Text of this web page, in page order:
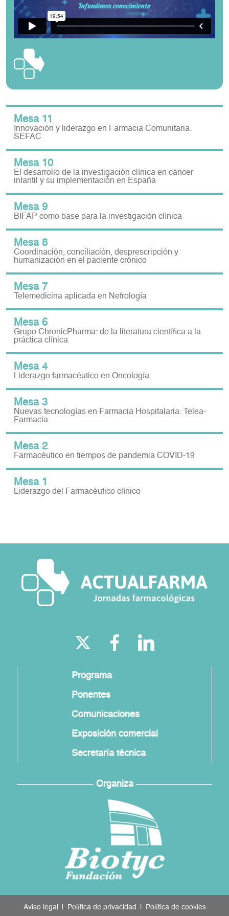
Mesa 11
Innovación y liderazgo en Farmacia Comunitaria:
SEFAC
Mesa 10
El desarrollo de la investigación clínica en cáncer
infantil y su implementación en España
Mesa 9
BIFAP como base para la investigación clínica
Mesa 8
Coordinación, conciliación, desprescripción y
humanización en el paciente crónico
Mesa 7
Telemedicina aplicada en Nefrología
Mesa 6
Grupo ChronicPharma: de la literatura científica a la
práctica clínica
Mesa 4
Liderazgo farmacéutico en Oncología
Mesa 3
Nuevas tecnologías en Farmacia Hospitalaria: Telea-
Farmacia
Mesa 2
Farmacéutico en tiempos de pandemia COVID-19
Mesa 1
Liderazgo del Farmacéutico clínico
Programa
Ponentes
Comunicaciones
Exposición comercial
Secretaría técnica
Organiza
Aviso legal Política de privacidad Política de cookies